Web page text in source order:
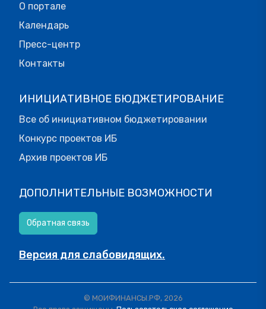
О портале
Календарь
Пресс-центр
Контакты
ИНИЦИАТИВНОЕ БЮДЖЕТИРОВАНИЕ
Все об инициативном бюджетировании
Конкурс проектов ИБ
Архив проектов ИБ
ДОПОЛНИТЕЛЬНЫЕ ВОЗМОЖНОСТИ
Обратная связь
Версия для слабовидящих.
© МОИФИНАНСЫ.РФ, 2026